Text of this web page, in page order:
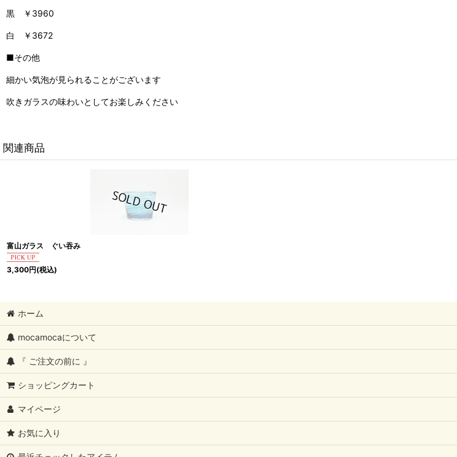
黒 ￥3960
白 ￥3672
■その他
細かい気泡が見られることがございます
吹きガラスの味わいとしてお楽しみください
関連商品
富山ガラス ぐい吞み
3,300円(税込)
ホーム
mocamocaについて
『 ご注文の前に 』
ショッピングカート
マイページ
お気に入り